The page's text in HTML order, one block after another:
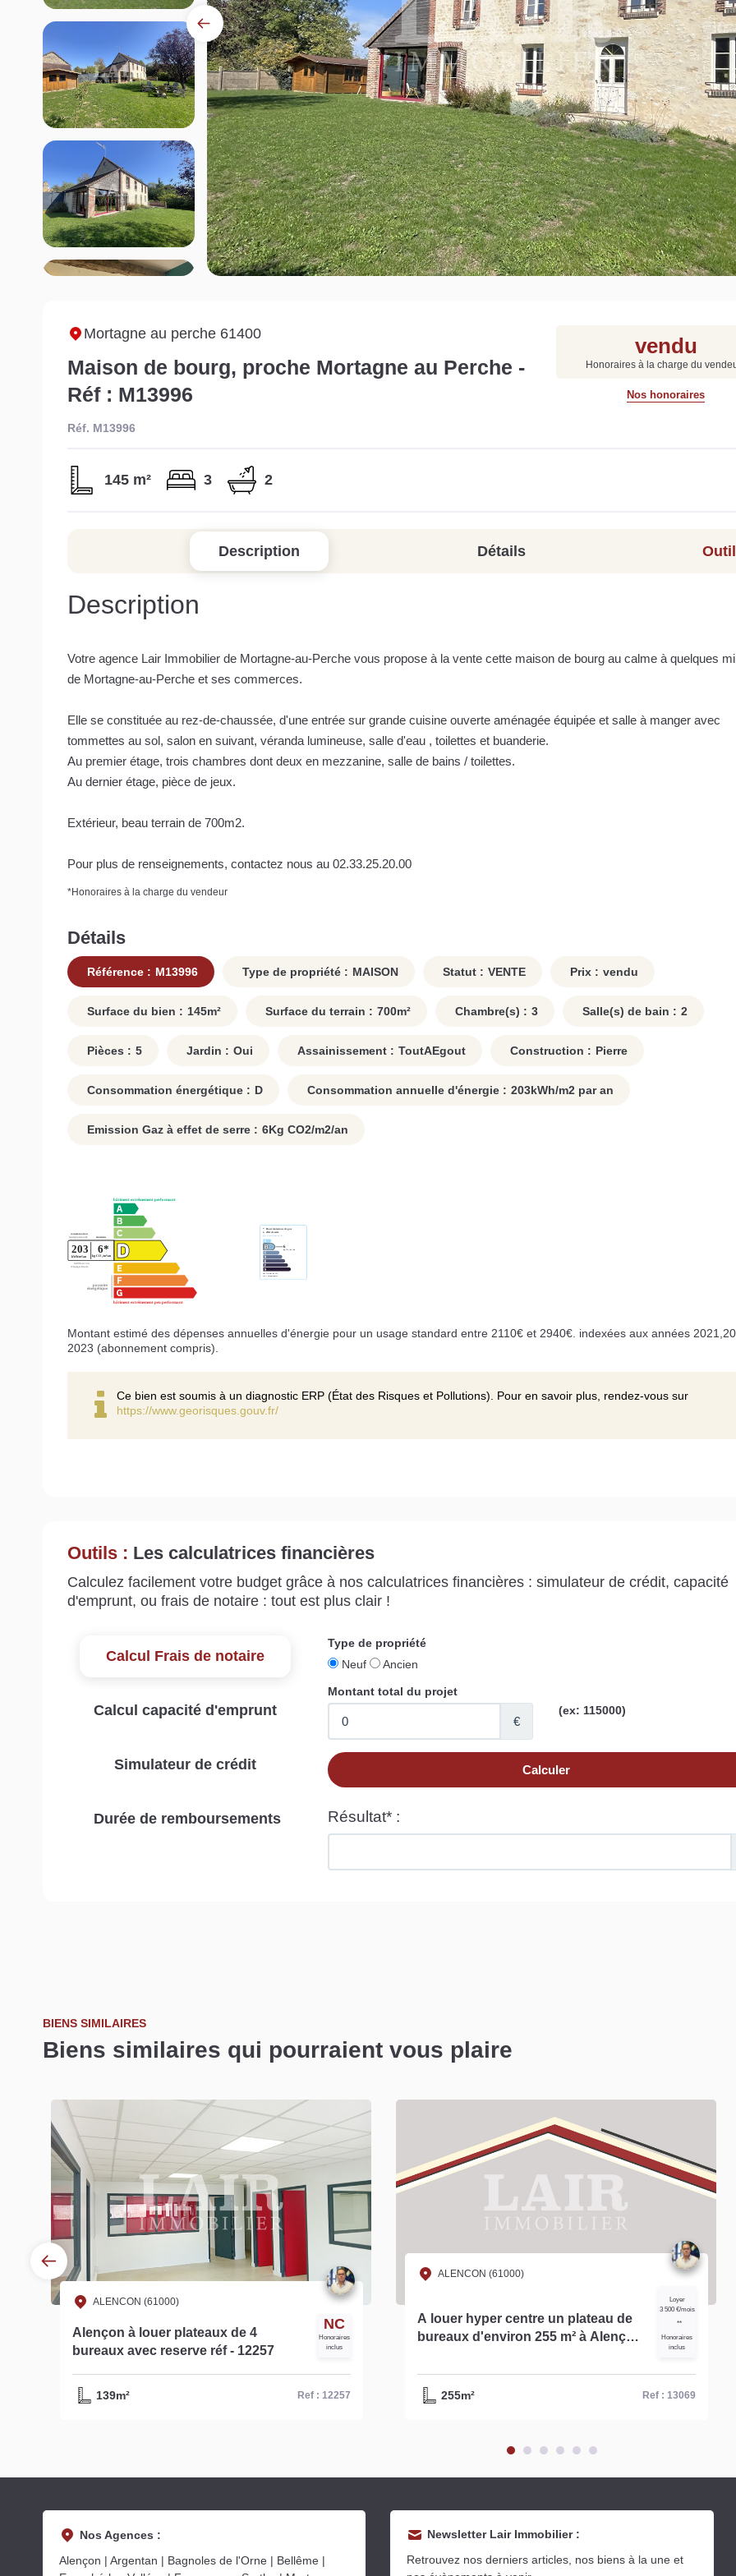
Mortagne au perche 61400
Maison de bourg, proche Mortagne au Perche -
Réf : M13996
Réf. M13996
vendu
Honoraires à la charge du
Nos honoraires
145 m² 3 2
Description Détails
Description
Votre agence Lair Immobilier de Mortagne-au-Perche vous propose à la vente cette maison de bourg au calme à quelques
de Mortagne-au-Perche et ses commerces.
Elle se constituée au rez-de-chaussée, d'une entrée sur grande cuisine ouverte aménagée équipée et salle à manger avec
tommettes au sol, salon en suivant, véranda lumineuse, salle d'eau , toilettes et buanderie.
Au premier étage, trois chambres dont deux en mezzanine, salle de bains / toilettes.
Au dernier étage, pièce de jeux.
Extérieur, beau terrain de 700m2.
Pour plus de renseignements, contactez nous au 02.33.25.20.00
*Honoraires à la charge du vendeur
Détails
Référence : M13996 Type de propriété : MAISON Statut : VENTE Prix : vendu
Surface du bien : 145m² Surface du terrain : 700m² Chambre(s) : 3 Salle(s) de bain : 2
Pièces : 5 Jardin : Oui Assainissement : ToutAEgout Construction : Pierre
Consommation énergétique : D Consommation annuelle d'énergie : 203kWh/m2 par an
Emission Gaz à effet de serre : 6Kg CO2/m2/an
Montant estimé des dépenses annuelles d'énergie pour un usage standard entre 2110€ et 2940€. indexées aux années
2023 (abonnement compris).
Ce bien est soumis à un diagnostic ERP (État des Risques et Pollutions). Pour en savoir plus, rendez-vous sur
https://www.georisques.gouv.fr/
Outils : Les calculatrices financières
Calculez facilement votre budget grâce à nos calculatrices financières : simulateur de crédit, capacité
d'emprunt, ou frais de notaire : tout est plus clair !
Calcul Frais de notaire
Calcul capacité d'emprunt
Simulateur de crédit
Durée de remboursements
BIENS SIMILAIRES
Biens similaires qui pourraient vous plaire
ALENCON (61000)
Alençon à louer plateaux de 4
bureaux avec reserve réf - 12257
NC
Honoraires
inclus
139m² Ref : 12257
ALENCON (61000)
A louer hyper centre un plateau de
bureaux d'environ 255 m² à Alençon
Loyer
3 500 €/mois
**
Honoraires
inclus
255m² Ref : 13069
Nos Agences :
Alençon | Argentan | Bagnoles de l'Orne | Bellême |
Newsletter Lair Immobilier :
Retrouvez nos derniers articles, nos biens à la une et